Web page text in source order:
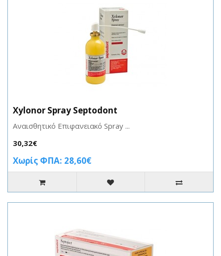
Xylonor Spray Septodont
Αναισθητικό Επιφανειακό Spray ...
30,32€
Χωρίς ΦΠΑ: 28,60€